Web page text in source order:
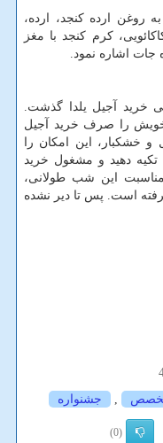
روغن ارده کنجد، ارده،
کرم کنجد با مغز
جات اشاره نمود.
خرید آجیل یلدا گذشت.
را صرف خرید آجیل
و خشکبار، این امکان را
تکیه دهید و مشغول خرید
این شب طولانی،
است. پس تا دیر نشده
, جشنواره
(0)